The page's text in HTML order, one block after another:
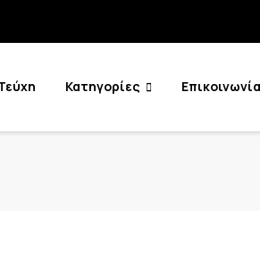
Κατηγορίες Επικοινωνία